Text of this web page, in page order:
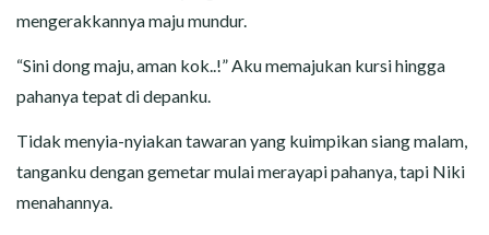
mengerakkannya maju mundur.
“Sini dong maju, aman kok..!” Aku memajukan kursi hingga
pahanya tepat di depanku.
Tidak menyia-nyiakan tawaran yang kuimpikan siang malam,
tanganku dengan gemetar mulai merayapi pahanya, tapi Niki
menahannya.